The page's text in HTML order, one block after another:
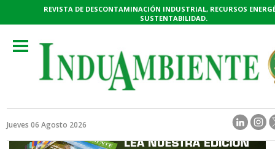
REVISTA DE DESCONTAMINACIÓN INDUSTRIAL, RECURSOS
SUSTENTABILIDAD.
Toggle
navigation
Jueves 06 Agosto 2026